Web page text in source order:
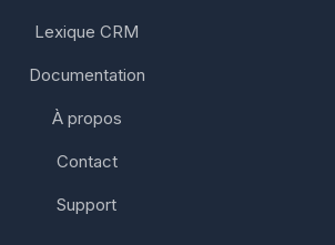
Lexique CRM
Documentation
À propos
Contact
Support